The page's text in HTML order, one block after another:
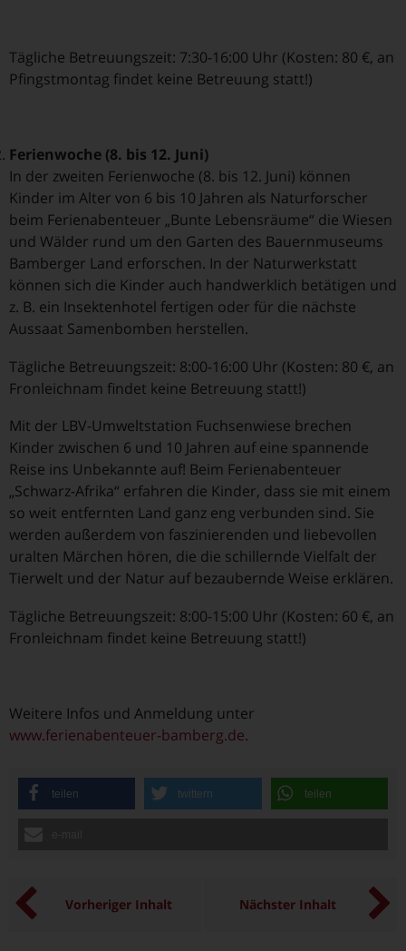
Tägliche Betreuungszeit: 7:30-16:00 Uhr (Kosten: 80 €, an
Pfingstmontag findet keine Betreuung statt!)
Ferienwoche (8. bis 12. Juni)
In der zweiten Ferienwoche (8. bis 12. Juni) können
Kinder im Alter von 6 bis 10 Jahren als Naturforscher
beim Ferienabenteuer „Bunte Lebensräume“ die Wiesen
und Wälder rund um den Garten des Bauernmuseums
Bamberger Land erforschen. In der Naturwerkstatt
können sich die Kinder auch handwerklich betätigen und
z. B. ein Insektenhotel fertigen oder für die nächste
Aussaat Samenbomben herstellen.
Tägliche Betreuungszeit: 8:00-16:00 Uhr (Kosten: 80 €, an
Fronleichnam findet keine Betreuung statt!)
Mit der LBV-Umweltstation Fuchsenwiese brechen
Kinder zwischen 6 und 10 Jahren auf eine spannende
Reise ins Unbekannte auf! Beim Ferienabenteuer
„Schwarz-Afrika“ erfahren die Kinder, dass sie mit einem
so weit entfernten Land ganz eng verbunden sind. Sie
werden außerdem von faszinierenden und liebevollen
uralten Märchen hören, die die schillernde Vielfalt der
Tierwelt und der Natur auf bezaubernde Weise erklären.
Tägliche Betreuungszeit: 8:00-15:00 Uhr (Kosten: 60 €, an
Fronleichnam findet keine Betreuung statt!)
Weitere Infos und Anmeldung unter
www.ferienabenteuer-bamberg.de.
teilen twittern teilen
Vorheriger Inhalt Nächster Inhalt